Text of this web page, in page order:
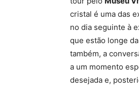
cristal é uma das
no dia seguinte à
que estão longe
também, a
a um momento
desejada e,